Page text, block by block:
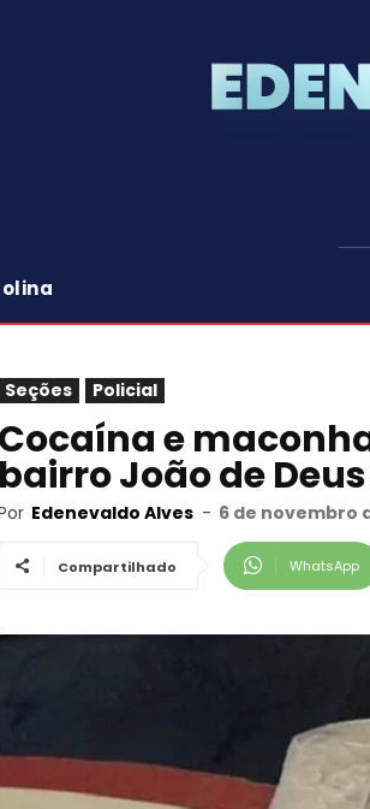
Seções Policial
Cocaína e
bairro João de
Edenevaldo Alves - 6 de novembro
Compartilhado WhatsApp